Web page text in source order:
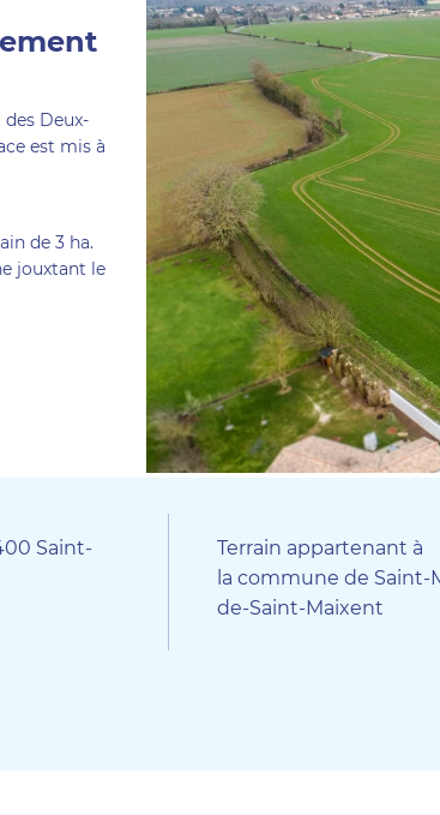
Deux-
est mis à
de 3 ha.
jouxtant le
Saint-
Terrain appartenant à
la commune de Saint-
de-Saint-Maixent